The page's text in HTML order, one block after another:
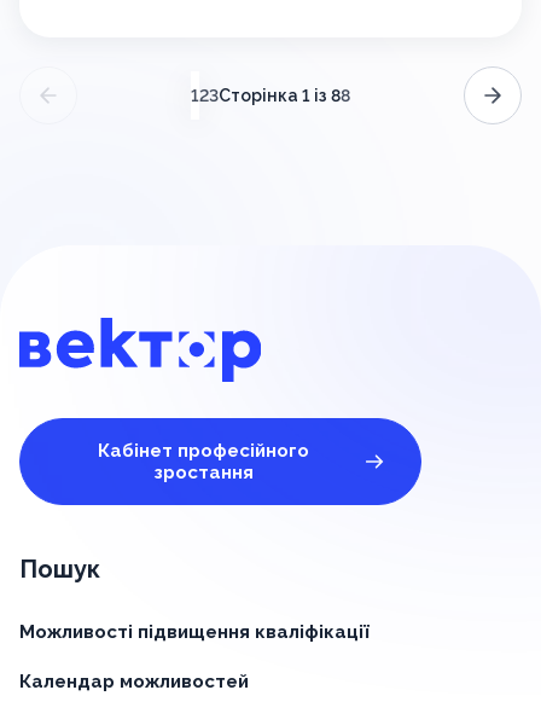
123Сторінка 1 із 88
Кабінет професійного
зростання
Пошук
Можливості підвищення кваліфікації
Календар можливостей